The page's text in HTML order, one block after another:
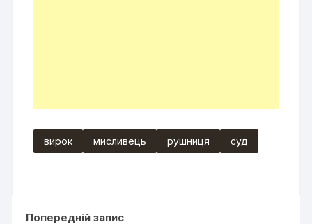
вирок мисливець рушниця суд
Попередній запис